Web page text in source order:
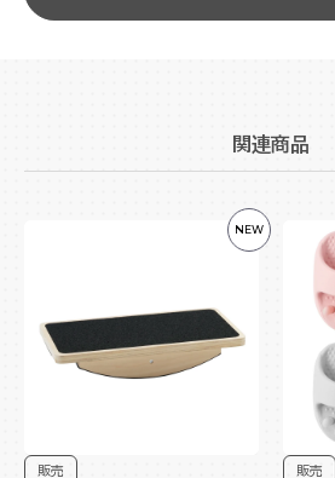
関連商品
販売
NEW
販売